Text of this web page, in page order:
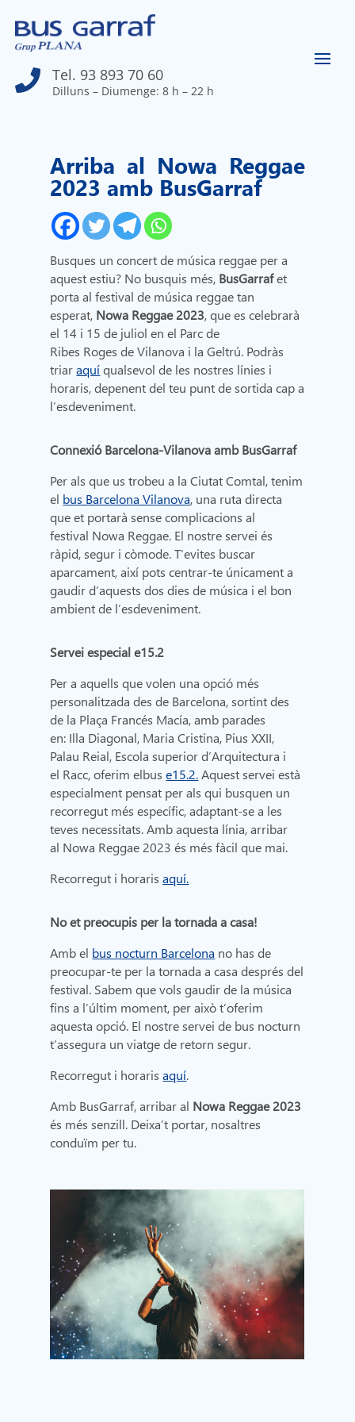
 Tel. 93 893 70 60
Dilluns – Diumenge: 8 h – 22 h
Arriba al Nowa Reggae
2023 amb BusGarraf
Busques un concert de música reggae per a
aquest estiu? No busquis més, BusGarrafet
porta al festival de música reggae tan
esperat, Nowa Reggae 2023, que es celebrarà
el 14 i 15 de juliol en el Parc de
Ribes Roges de Vilanova i la Geltrú. Podràs
triaraquíqualsevol de les nostres línies i
horaris, depenent del teu punt de sortida cap a
l’esdeveniment.
Connexió Barcelona-Vilanova amb BusGarraf
Per als que us trobeu a la Ciutat Comtal, tenim
el bus Barcelona Vilanova, una ruta directa
que et portarà sense complicacions al
festival Nowa Reggae. El nostre servei és
ràpid, segur i còmode. T’evites buscar
aparcament, així pots centrar-te únicament a
gaudir d’aquests dos dies de música i el bon
ambient de l’esdeveniment.
Servei especial e15.2
Per a aquells que volen una opció més
personalitzada des de Barcelona, sortint des
de la Plaça Francés Macía, amb parades
en: Illa Diagonal, Maria Cristina, Pius XXII,
Palau Reial, Escola superior d’Arquitectura i
el Racc, oferim elbuse15.2.Aquest servei està
especialment pensat per als qui busquen un
recorregut més específic, adaptant-se a les
teves necessitats. Amb aquesta línia, arribar
al Nowa Reggae 2023 és més fàcil que mai.
Recorregut i horarisaquí.
No et preocupis per la tornada a casa!
Amb el bus nocturn Barcelona no has de
preocupar-te per la tornada a casa després del
festival. Sabem que vols gaudir de la música
fins a l’últim moment, per això t’oferim
aquesta opció. El nostre servei de bus nocturn
t’assegura un viatge de retorn segur.
Recorregut i horarisaquí.
Amb BusGarraf, arribar al Nowa Reggae 2023
és més senzill. Deixa’t portar, nosaltres
conduïm per tu.